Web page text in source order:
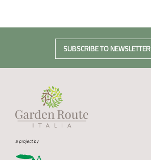
SUBSCRIBE TO NEWSLETTER
a project by